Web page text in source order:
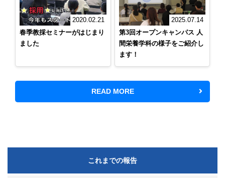
2020.02.21
春季教採セミナーがはじまり
ました
2025.07.14
第3回オープンキャンパス 人
間栄養学科の様子をご紹介し
ます！
READ MORE
これまでの報告